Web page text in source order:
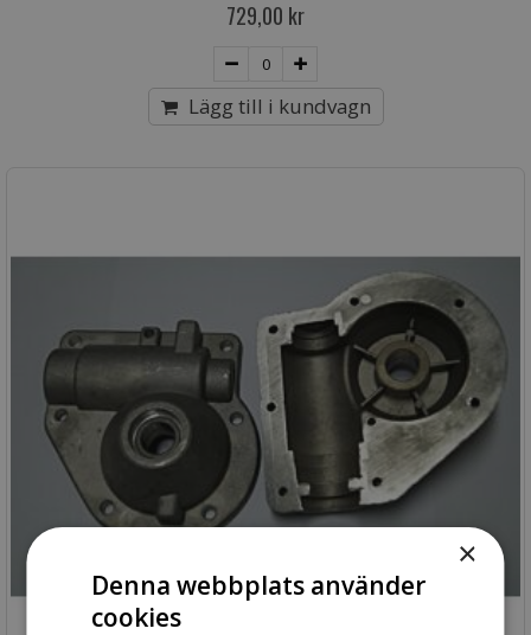
729,00 kr
Lägg till i kundvagn
×
Denna webbplats använder
cookies